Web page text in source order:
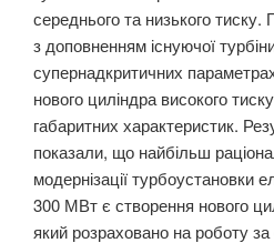
середнього та низького тиску.
з доповненням існуючої
супернадкритичних
нового циліндра високого
габаритних характеристик.
показали, що найбільш
модернізації турбоустановки
300 МВт є створення нового
який розраховано на роботу